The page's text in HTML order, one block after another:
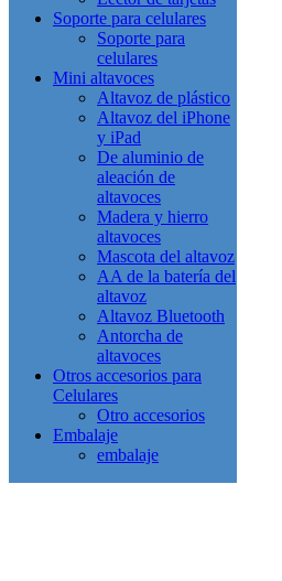
Soporte para celulares
Soporte para
celulares
Mini altavoces
Altavoz de plástico
Altavoz del iPhone
y iPad
De aluminio de
aleación de
altavoces
Madera y hierro
altavoces
Mascota del altavoz
AA de la batería del
altavoz
Altavoz Bluetooth
Antorcha de
altavoces
Otros accesorios para
Celulares
Otro accesorios
Embalaje
embalaje